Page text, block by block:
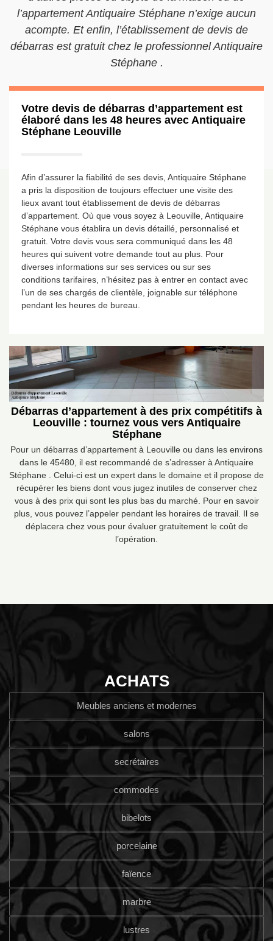
l’appartement Antiquaire Stéphane n’exige aucun
acompte. Et enfin, l’établissement de devis de
débarras est gratuit chez le professionnel Antiquaire
Stéphane .
Votre devis de débarras d’appartement est
élaboré dans les 48 heures avec Antiquaire
Stéphane Leouville
Afin d’assurer la fiabilité de ses devis, Antiquaire Stéphane
a pris la disposition de toujours effectuer une visite des
lieux avant tout établissement de devis de débarras
d’appartement. Où que vous soyez à Leouville, Antiquaire
Stéphane vous établira un devis détaillé, personnalisé et
gratuit. Votre devis vous sera communiqué dans les 48
heures qui suivent votre demande tout au plus. Pour
diverses informations sur ses services ou sur ses
conditions tarifaires, n’hésitez pas à entrer en contact avec
l’un de ses chargés de clientèle, joignable sur téléphone
pendant les heures de bureau.
Débarras d’appartement à des prix compétitifs à
Leouville : tournez vous vers Antiquaire
Stéphane
Pour un débarras d’appartement à Leouville ou dans les environs
dans le 45480, il est recommandé de s’adresser à Antiquaire
Stéphane . Celui-ci est un expert dans le domaine et il propose de
récupérer les biens dont vous jugez inutiles de conserver chez
vous à des prix qui sont les plus bas du marché. Pour en savoir
plus, vous pouvez l’appeler pendant les horaires de travail. Il se
déplacera chez vous pour évaluer gratuitement le coût de
l’opération.
ACHATS
Meubles anciens et modernes
salons
secrétaires
commodes
bibelots
porcelaine
faïence
marbre
lustres